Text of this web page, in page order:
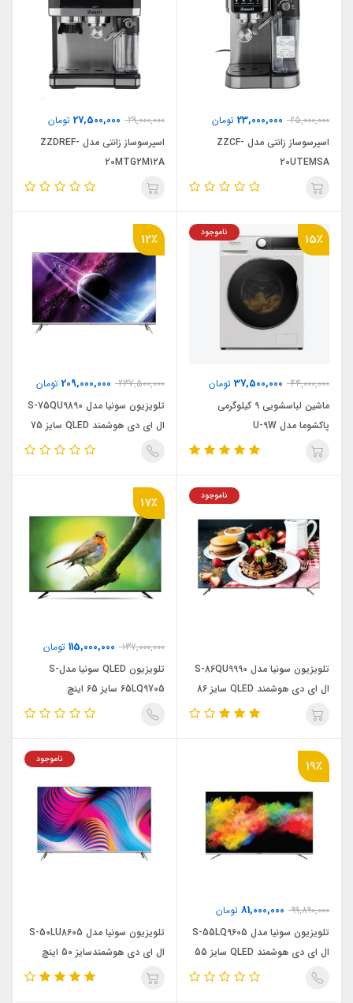
25,000,000
23,000,000 تومان
اسپرسوساز زانتی مدل ZZCF-
20UTEMSA
29,000,000
27,500,000 تومان
اسپرسوساز زانتی مدل ZZDREF-
20MTG2M12A
15٪
44,000,000
37,500,000 تومان
ناموجود
ماشین لباسشویی 9 کیلوگرمی
پاکشوما مدل U-9W
12٪
237,500,000
209,000,000 تومان
تلویزیون سونیا مدل S-75QU9890
ال ای دی هوشمند QLED سایز 75
اینچ
ناموجود
تلویزیون سونیا مدل S-86QU9990
ال ای دی هوشمند QLED سایز 86
اینچ
17٪
137,000,000
115,000,000 تومان
تلویزیون QLED سونیا مدلS-
65LQ9705 سایز 65 اینچ
19٪
99,890,000
81,000,000 تومان
تلویزیون سونیا مدل S-55LQ9605
ال ای دی هوشمند QLED سایز 55
اینچ
ناموجود
تلویزیون سونیا مدل S-50LU8605
ال ای دی هوشمندسایز 50 اینچ